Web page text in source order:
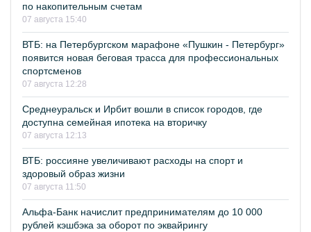
по накопительным счетам
07 августа 15:40
ВТБ: на Петербургском марафоне «Пушкин - Петербург»
появится новая беговая трасса для профессиональных
спортсменов
07 августа 12:28
Среднеуральск и Ирбит вошли в список городов, где
доступна семейная ипотека на вторичку
07 августа 12:13
ВТБ: россияне увеличивают расходы на спорт и
здоровый образ жизни
07 августа 11:50
Альфа-Банк начислит предпринимателям до 10 000
рублей кэшбэка за оборот по эквайрингу